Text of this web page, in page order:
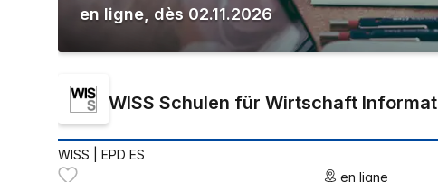
en ligne, dès 02.11.2026
WISS Schulen für Wirtschaft
WISS | EPD ES
en ligne